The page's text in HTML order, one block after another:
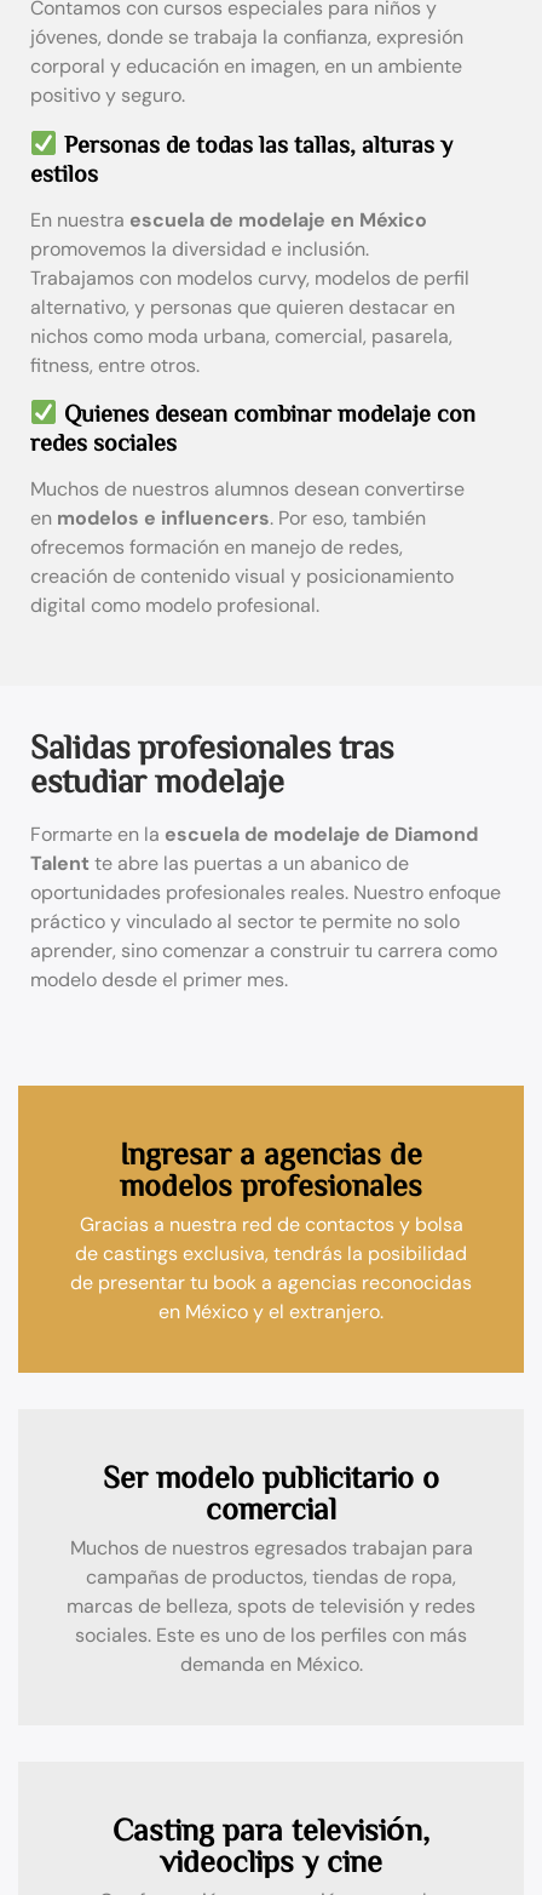
Contamos con cursos especiales para niños y
jóvenes, donde se trabaja la confianza, expresión
corporal y educación en imagen, en un ambiente
positivo y seguro.
Personas de todas las tallas, alturas y
estilos
En nuestra escuela de modelaje en México
promovemos la diversidad e inclusión.
Trabajamos con modelos curvy, modelos de perfil
alternativo, y personas que quieren destacar en
nichos como moda urbana, comercial, pasarela,
fitness, entre otros.
Quienes desean combinar modelaje con
redes sociales
Muchos de nuestros alumnos desean convertirse
en modelos e influencers. Por eso, también
ofrecemos formación en manejo de redes,
creación de contenido visual y posicionamiento
digital como modelo profesional.
Salidas profesionales tras
estudiar modelaje
Formarte en la escuela de modelaje de Diamond
Talent te abre las puertas a un abanico de
oportunidades profesionales reales. Nuestro enfoque
práctico y vinculado al sector te permite no solo
aprender, sino comenzar a construir tu carrera como
modelo desde el primer mes.
Ingresar a agencias de
modelos profesionales
Gracias a nuestra red de contactos y bolsa
de castings exclusiva, tendrás la posibilidad
de presentar tu book a agencias reconocidas
en México y el extranjero.
Ser modelo publicitario o
comercial
Muchos de nuestros egresados trabajan para
campañas de productos, tiendas de ropa,
marcas de belleza, spots de televisión y redes
sociales. Este es uno de los perfiles con más
demanda en México.
Casting para televisión,
videoclips y cine